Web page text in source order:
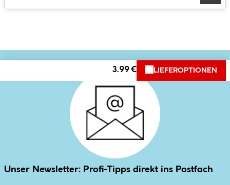
3.99 € LIEFEROPTIONEN
Unser Newsletter: Profi-Tipps direkt ins Postfach